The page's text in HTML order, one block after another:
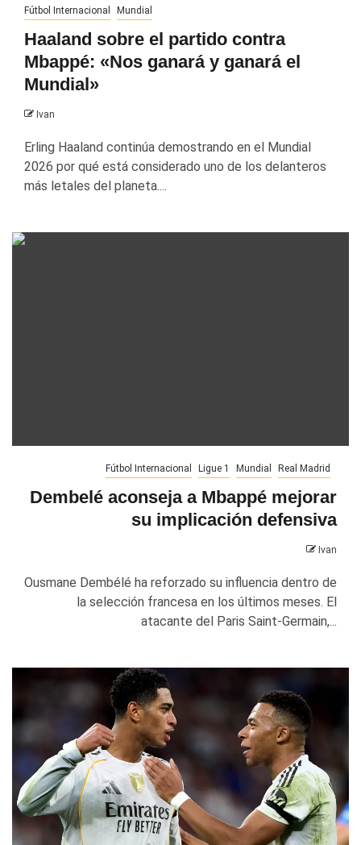
Fútbol Internacional Mundial
Haaland sobre el partido contra
Mbappé: «Nos ganará y ganará el
Mundial»
Ivan
Erling Haaland continúa demostrando en el Mundial
2026 por qué está considerado uno de los delanteros
más letales del planeta....
Fútbol Internacional Ligue 1 Mundial Real Madrid
Dembelé aconseja a Mbappé mejorar
su implicación defensiva
Ivan
Ousmane Dembélé ha reforzado su influencia dentro de
la selección francesa en los últimos meses. El
atacante del Paris Saint-Germain,...